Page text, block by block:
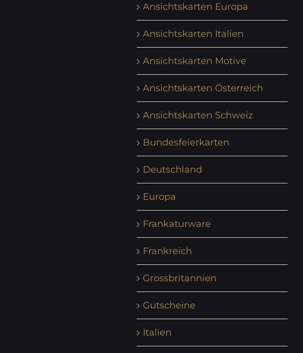
Ansichtskarten Europa
Ansichtskarten Italien
Ansichtskarten Motive
Ansichtskarten Österreich
Ansichtskarten Schweiz
Bundesfeierkarten
Deutschland
Europa
Frankaturware
Frankreich
Grossbritannien
Gutscheine
Italien